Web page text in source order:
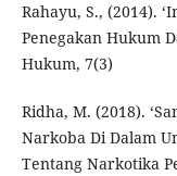
Rahayu, S., (2014).
Penegakan Hukum
Hukum, 7(3)
Ridha, M. (2018).
Narkoba Di Dalam
Tentang Narkotika